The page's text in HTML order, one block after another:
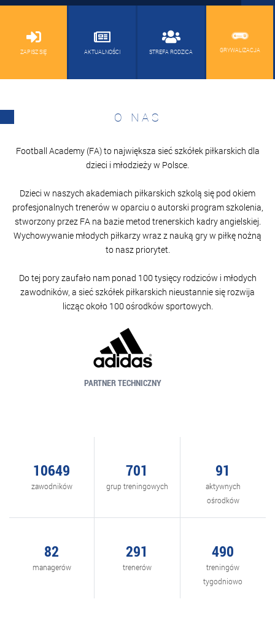
ZAPISZ SIĘ AKTUALNOŚCI STREFA RODZICA GRYWALIZACJA
O NAS
Football Academy (FA) to największa sieć szkółek piłkarskich dla
dzieci i młodzieży w Polsce.
Dzieci w naszych akademiach piłkarskich szkolą się pod okiem
profesjonalnych trenerów w oparciu o autorski program szkolenia,
stworzony przez FA na bazie metod trenerskich kadry angielskiej.
Wychowywanie młodych piłkarzy wraz z nauką gry w piłkę nożną
to nasz priorytet.
Do tej pory zaufało nam ponad 100 tysięcy rodziców i młodych
zawodników, a sieć szkółek piłkarskich nieustannie się rozwija
licząc około 100 ośrodków sportowych.
PARTNER TECHNICZNY
10754
zawodników
731
grup treningowych
95
aktywnych
ośrodków
86
managerów
304
trenerów
510
treningów
tygodniowo